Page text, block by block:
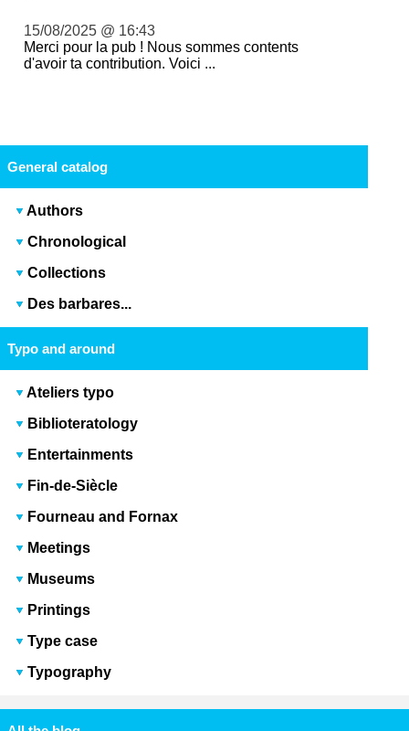
15/08/2025 @ 16:43
Merci pour la pub ! Nous sommes contents
d'avoir ta contribution. Voici ...
General catalog
Authors
Chronological
Collections
Des barbares...
Typo and around
Ateliers typo
Biblioteratology
Entertainments
Fin-de-Siècle
Fourneau and Fornax
Meetings
Museums
Printings
Type case
Typography